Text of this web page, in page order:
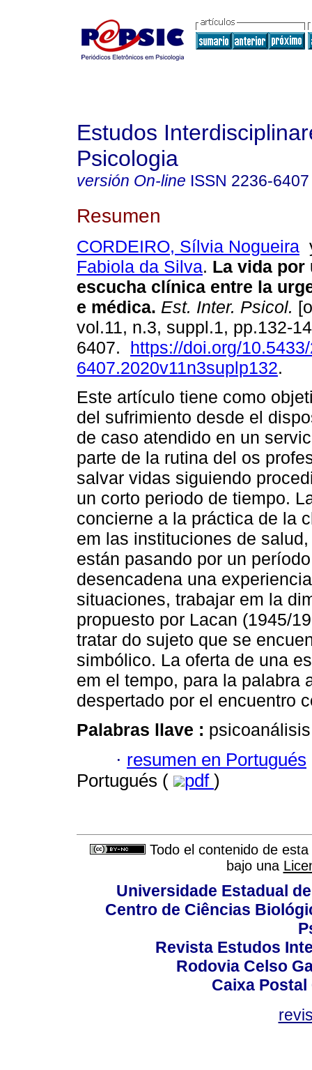
Estudos
Psicologia
versión On-line ISSN 2236-6407
Resumen
CORDEIRO, Sílvia Nogueira
Fabiola da Silva. La vida por
escucha clínica entre la
e médica. Est. Inter. Psicol.
vol.11, n.3, suppl.1, pp.132-
6407. https://doi.org/
6407.2020v11n3suplp132.
Este artículo tiene como
del sufrimiento desde el
de caso atendido en un
parte de la rutina del os
salvar vidas siguiendo
un corto periodo de tiempo.
concierne a la práctica de la
em las instituciones de
están pasando por un
desencadena una
situaciones, trabajar em la
propuesto por Lacan (1945/
tratar do sujeto que se
simbólico. La oferta de una
em el tempo, para la palabra
despertado por el encuentro
Palabras llave :
· resumen en Portugués
Portugués (
pdf )
Todo el contenido de
bajo una
Universidade Estadual
Centro de Ciências
Revista Estudos
Rodovia Celso
Caixa Postal